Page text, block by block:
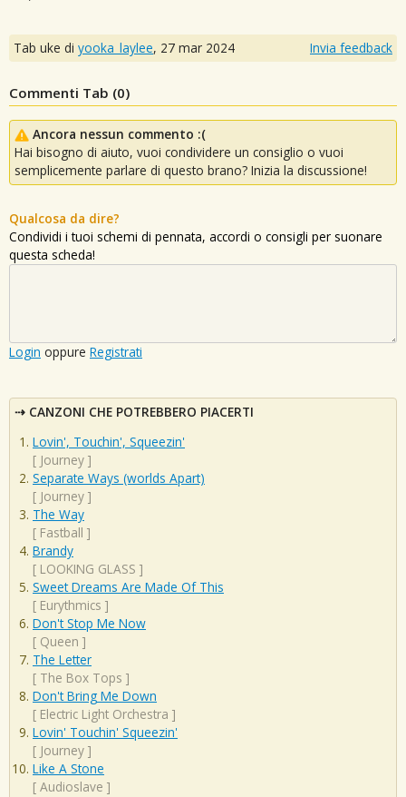
Tab uke di yooka_laylee, 27 mar 2024 Invia feedback
Commenti Tab (0)
Ancora nessun commento :(
Hai bisogno di aiuto, vuoi condividere un consiglio o vuoi
semplicemente parlare di questo brano? Inizia la discussione!
Qualcosa da dire?
Condividi i tuoi schemi di pennata, accordi o consigli per suonare
questa scheda!
Login oppure Registrati
CANZONI CHE POTREBBERO PIACERTI
Lovin', Touchin', Squeezin'
[ Journey ]
Separate Ways (worlds Apart)
[ Journey ]
The Way
[ Fastball ]
Brandy
[ LOOKING GLASS ]
Sweet Dreams Are Made Of This
[ Eurythmics ]
Don't Stop Me Now
[ Queen ]
The Letter
[ The Box Tops ]
Don't Bring Me Down
[ Electric Light Orchestra ]
Lovin' Touchin' Squeezin'
[ Journey ]
Like A Stone
[ Audioslave ]